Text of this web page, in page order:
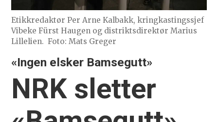
Etikkredaktør Per Arne Kalbakk, kringkastingssjef
Vibeke Fürst Haugen og distriktsdirektør Marius
Lillelien. Foto: Mats Greger
«Ingen elsker Bamsegutt»
NRK sletter